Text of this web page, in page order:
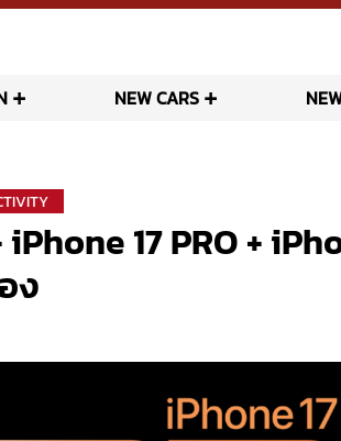
NEW CARS
iPhone 17 PRO +
ง